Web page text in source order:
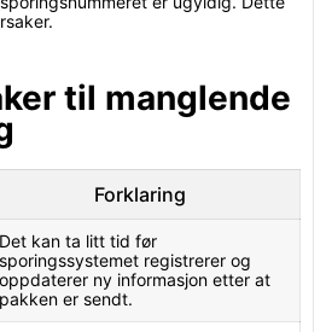
til manglende
Forklaring
Det kan ta litt tid før
sporingssystemet registrerer og
oppdaterer ny informasjon etter at
pakken er sendt.